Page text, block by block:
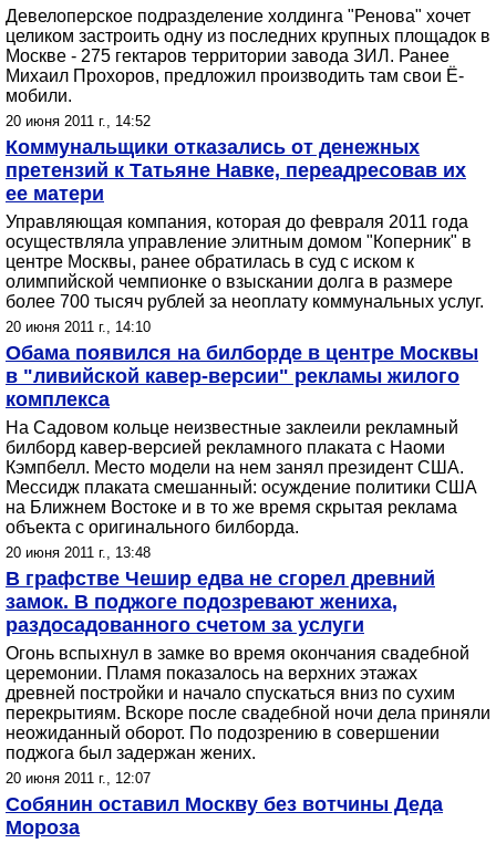
Девелоперское подразделение холдинга "Ренова" хочет
целиком застроить одну из последних крупных площадок в
Москве - 275 гектаров территории завода ЗИЛ. Ранее
Михаил Прохоров, предложил производить там свои Ё-
мобили.
20 июня 2011 г., 14:52
Коммунальщики отказались от денежных
претензий к Татьяне Навке, переадресовав их
ее матери
Управляющая компания, которая до февраля 2011 года
осуществляла управление элитным домом "Коперник" в
центре Москвы, ранее обратилась в суд с иском к
олимпийской чемпионке о взыскании долга в размере
более 700 тысяч рублей за неоплату коммунальных услуг.
20 июня 2011 г., 14:10
Обама появился на билборде в центре Москвы
в "ливийской кавер-версии" рекламы жилого
комплекса
На Садовом кольце неизвестные заклеили рекламный
билборд кавер-версией рекламного плаката с Наоми
Кэмпбелл. Место модели на нем занял президент США.
Мессидж плаката смешанный: осуждение политики США
на Ближнем Востоке и в то же время скрытая реклама
объекта с оригинального билборда.
20 июня 2011 г., 13:48
В графстве Чешир едва не сгорел древний
замок. В поджоге подозревают жениха,
раздосадованного счетом за услуги
Огонь вспыхнул в замке во время окончания свадебной
церемонии. Пламя показалось на верхних этажах
древней постройки и начало спускаться вниз по сухим
перекрытиям. Вскоре после свадебной ночи дела приняли
неожиданный оборот. По подозрению в совершении
поджога был задержан жених.
20 июня 2011 г., 12:07
Собянин оставил Москву без вотчины Деда
Мороза